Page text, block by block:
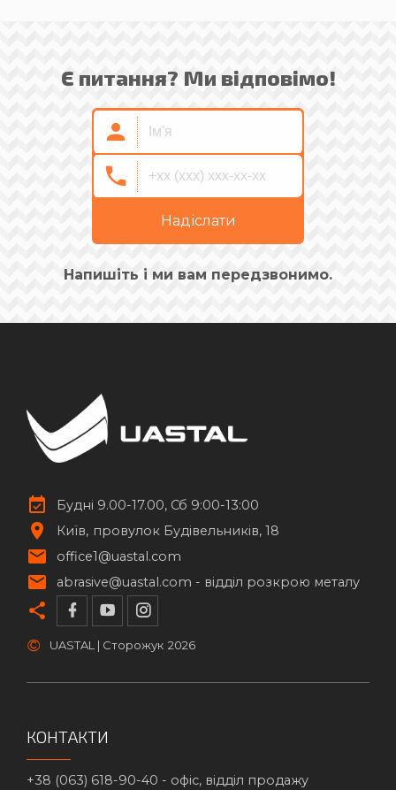
Є питання? Ми відповімо!
Надіслати
Напишіть і ми вам передзвонимо.
Будні 9.00-17.00, Сб 9:00-13:00
Київ
провулок Будівельників, 18
office1@uastal.com
abrasive@uastal.com - відділ розкрою металу
© UASTAL | Сторожук 2026
КОНТАКТИ
+38 (063) 618-90-40 - офіс, відділ продажу